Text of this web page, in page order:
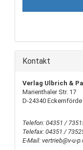
Kontakt
Verlag Ulbrich &
Marienthaler Str. 17
D-24340 Eckernförde
Telefon: 04351 /
Telefax: 04351 /
E-Mail: vertrieb@v-u-